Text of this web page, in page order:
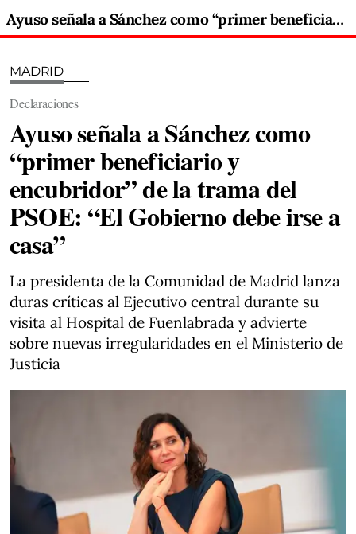
Ayuso señala a Sánchez como “primer beneficiario y encubridor” de la trama del PSOE: “El Gobierno debe irse a casa”
MADRID
Declaraciones
Ayuso señala a Sánchez como
“primer beneficiario y
encubridor” de la trama del
PSOE: “El Gobierno debe irse a
casa”
La presidenta de la Comunidad de Madrid lanza
duras críticas al Ejecutivo central durante su
visita al Hospital de Fuenlabrada y advierte
sobre nuevas irregularidades en el Ministerio de
Justicia